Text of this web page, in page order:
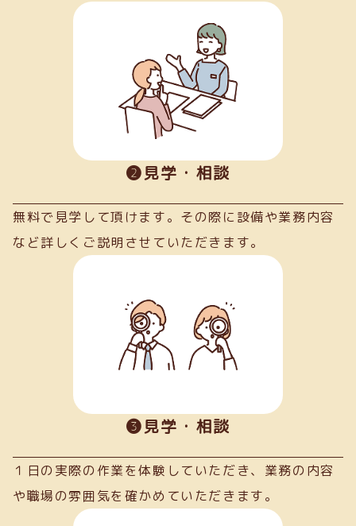
➋見学・相談
無料で見学して頂けます。その際に設備や業務内容
など詳しくご説明させていただきます。
➌見学・相談
１日の実際の作業を体験していただき、業務の内容
や職場の雰囲気を確かめていただきます。